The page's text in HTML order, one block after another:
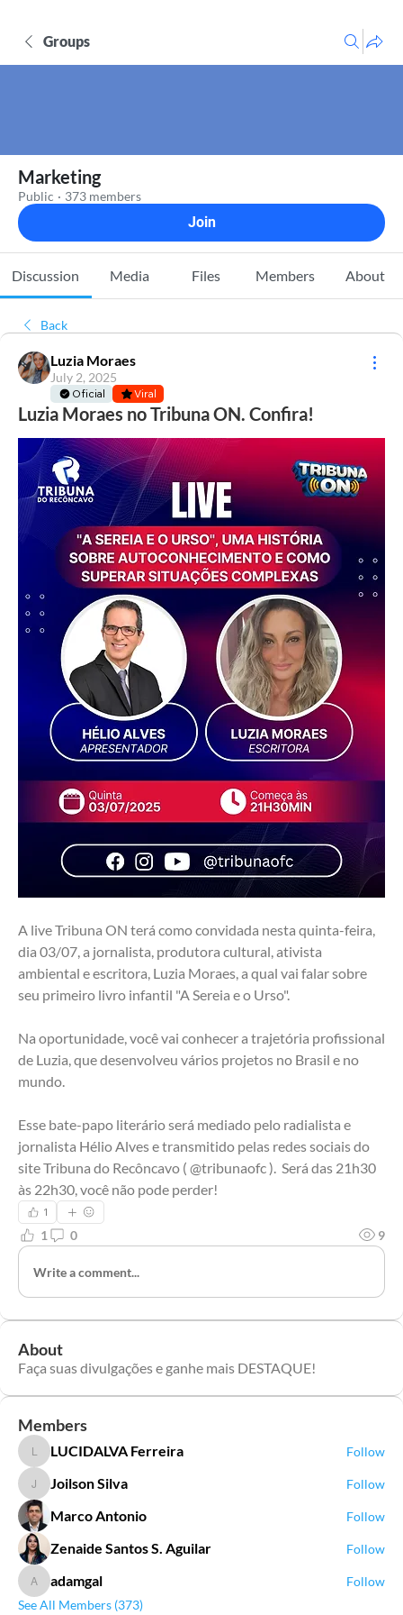
Groups
Marketing
Public · 373 members
Join
Discussion Media Files Members About
Back
Luzia Moraes
July 2, 2025
Oficial Viral
Luzia Moraes no Tribuna ON. Confira!
A live Tribuna ON terá como convidada nesta quinta-feira,
dia 03/07, a jornalista, produtora cultural, ativista
ambiental e escritora, Luzia Moraes, a qual vai falar sobre
seu primeiro livro infantil "A Sereia e o Urso".
Na oportunidade, você vai conhecer a trajetória profissional
de Luzia, que desenvolveu vários projetos no Brasil e no
mundo.
Esse bate-papo literário será mediado pelo radialista e
jornalista Hélio Alves e transmitido pelas redes sociais do
site Tribuna do Recôncavo ( @tribunaofc ).  Será das 21h30
às 22h30, você não pode perder!
1
1 0 9
Write a comment...
About
Faça suas divulgações e ganhe mais DESTAQUE!
Members
LUCIDALVA Ferreira
LUCIDALVA Ferreira Follow
Joilson Silva
Joilson Silva Follow
Marco Antonio Follow
Zenaide Santos S. Aguilar Follow
adamgal
adamgal
Follow
See All Members (373)